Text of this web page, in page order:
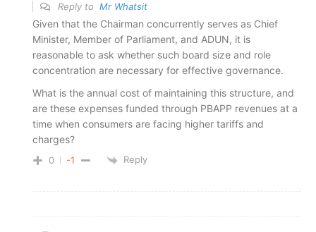
Reply to Mr Whatsit
Given that the Chairman concurrently serves as Chief
Minister, Member of Parliament, and ADUN, it is
reasonable to ask whether such board size and role
concentration are necessary for effective governance.
What is the annual cost of maintaining this structure, and
are these expenses funded through PBAPP revenues at a
time when consumers are facing higher tariffs and
charges?
0 -1 Reply